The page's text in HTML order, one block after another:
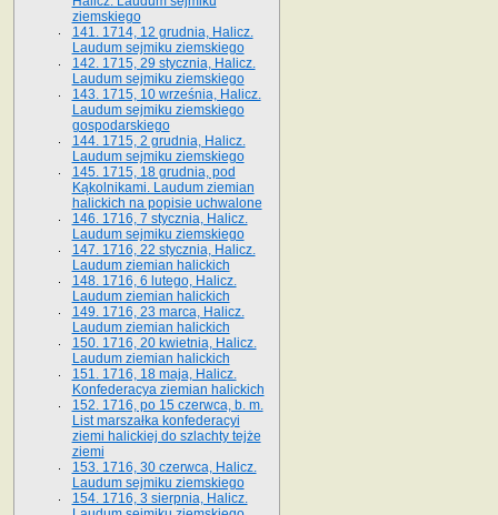
ziemskiego
141. 1714, 12 grudnia, Halicz.
Laudum sejmiku ziemskiego
142. 1715, 29 stycznia, Halicz.
Laudum sejmiku ziemskiego
143. 1715, 10 września, Halicz.
Laudum sejmiku ziemskiego
gospodarskiego
144. 1715, 2 grudnia, Halicz.
Laudum sejmiku ziemskiego
145. 1715, 18 grudnia, pod
Kąkolnikami. Laudum ziemian
halickich na popisie uchwalone
146. 1716, 7 stycznia, Halicz.
Laudum sejmiku ziemskiego
147. 1716, 22 stycznia, Halicz.
Laudum ziemian halickich
148. 1716, 6 lutego, Halicz.
Laudum ziemian halickich
149. 1716, 23 marca, Halicz.
Laudum ziemian halickich
150. 1716, 20 kwietnia, Halicz.
Laudum ziemian halickich
151. 1716, 18 maja, Halicz.
Konfederacya ziemian halickich
152. 1716, po 15 czerwca, b. m.
List marszałka konfederacyi
ziemi halickiej do szlachty tejże
ziemi
153. 1716, 30 czerwca, Halicz.
Laudum sejmiku ziemskiego
154. 1716, 3 sierpnia, Halicz.